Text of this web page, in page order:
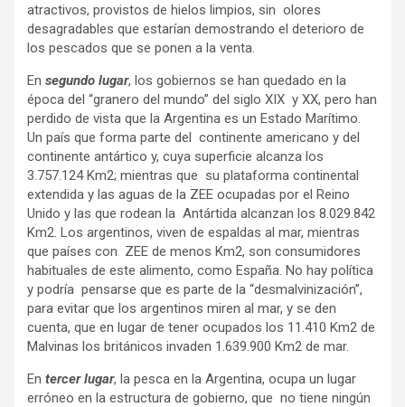
atractivos, provistos de hielos limpios, sin olores
desagradables que estarían demostrando el deterioro de
los pescados que se ponen a la venta.
En segundo lugar, los gobiernos se han quedado en la
época del “granero del mundo” del siglo XIX y XX, pero han
perdido de vista que la Argentina es un Estado Marítimo.
Un país que forma parte del continente americano y del
continente antártico y, cuya superficie alcanza los
3.757.124 Km2; mientras que su plataforma continental
extendida y las aguas de la ZEE ocupadas por el Reino
Unido y las que rodean la Antártida alcanzan los 8.029.842
Km2. Los argentinos, viven de espaldas al mar, mientras
que países con ZEE de menos Km2, son consumidores
habituales de este alimento, como España. No hay política
y podría pensarse que es parte de la “desmalvinización”,
para evitar que los argentinos miren al mar, y se den
cuenta, que en lugar de tener ocupados los 11.410 Km2 de
Malvinas los británicos invaden 1.639.900 Km2 de mar.
En tercer lugar, la pesca en la Argentina, ocupa un lugar
erróneo en la estructura de gobierno, que no tiene ningún